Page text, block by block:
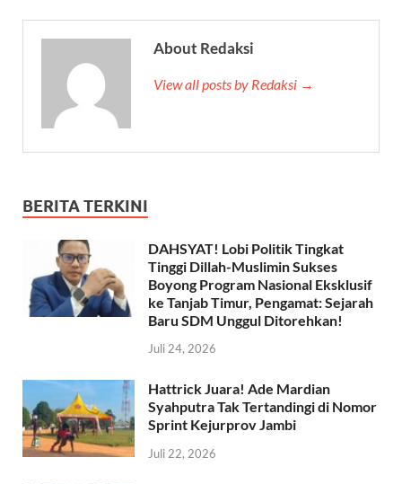
About Redaksi
View all posts by Redaksi →
BERITA TERKINI
DAHSYAT! Lobi Politik Tingkat
Tinggi Dillah-Muslimin Sukses
Boyong Program Nasional Eksklusif
ke Tanjab Timur, Pengamat: Sejarah
Baru SDM Unggul Ditorehkan!
Juli 24, 2026
Hattrick Juara! Ade Mardian
Syahputra Tak Tertandingi di Nomor
Sprint Kejurprov Jambi
Juli 22, 2026